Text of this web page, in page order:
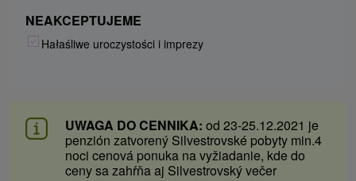
NEAKCEPTUJEME
Hałaśliwe uroczystości i imprezy
UWAGA DO CENNIKA: od 23-25.12.2021 je
penzión zatvorený Silvestrovské pobyty min.4
noci cenová ponuka na vyžiadanie, kde do
ceny sa zahŕňa aj Silvestrovský večer